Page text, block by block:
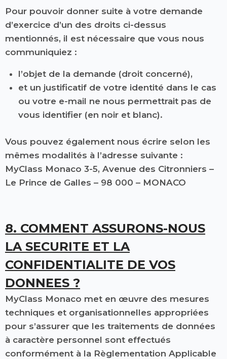
Pour pouvoir donner suite à votre demande
d’exercice d’un des droits ci-dessus
mentionnés, il est nécessaire que vous nous
communiquiez :
l’objet de la demande (droit concerné),
et un justificatif de votre identité dans le cas
ou votre e-mail ne nous permettrait pas de
vous identifier (en noir et blanc).
Vous pouvez également nous écrire selon les
mêmes modalités à l’adresse suivante :
MyClass Monaco 3-5, Avenue des Citronniers –
Le Prince de Galles – 98 000 – MONACO
8. COMMENT ASSURONS-NOUS
LA SECURITE ET LA
CONFIDENTIALITE DE VOS
DONNEES ?
MyClass Monaco met en œuvre des mesures
techniques et organisationnelles appropriées
pour s’assurer que les traitements de données
à caractère personnel sont effectués
conformément à la Règlementation Applicable